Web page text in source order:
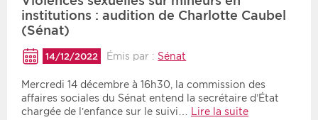
institutions : audition de Charlotte Caubel
(Sénat)
14/12/2022 Émis par : Sénat
Mercredi 14 décembre à 16h30, la commission des
affaires sociales du Sénat entend la secrétaire d’État
chargée de l’enfance sur le suivi… Lire la suite